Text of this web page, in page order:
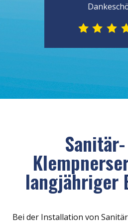
langjähriger
Bei der Installation von